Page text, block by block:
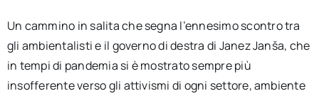
Un cammino in salita che segna l’ennesimo scontro tra
gli ambientalisti e il governo di destra di Janez Janša, che
in tempi di pandemia si è mostrato sempre più
insofferente verso gli attivismi di ogni settore, ambiente